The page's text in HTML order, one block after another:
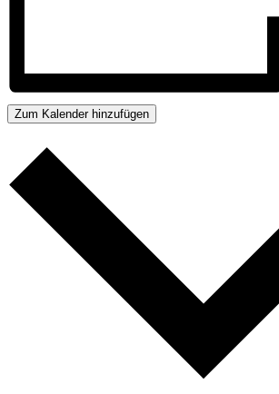
Zum Kalender hinzufügen